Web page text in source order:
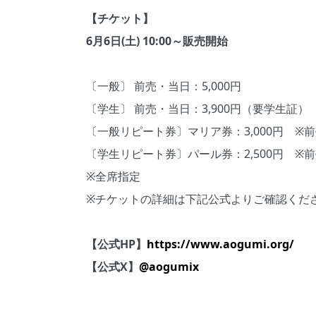
【チケット】
6月6日(土) 10:00～販売開始
〔一般〕 前売・当日：5,000円
〔学生〕 前売・当日：3,900円（要学生証）
〔一般リピート券〕マリア券：3,000円 ※
〔学生リピート券〕パール券：2,500円 ※
※全席指定
※チケットの詳細は下記公式よりご確認くだ
【公式HP】 https://www.aogumi.org/
【公式X】 @aogumix